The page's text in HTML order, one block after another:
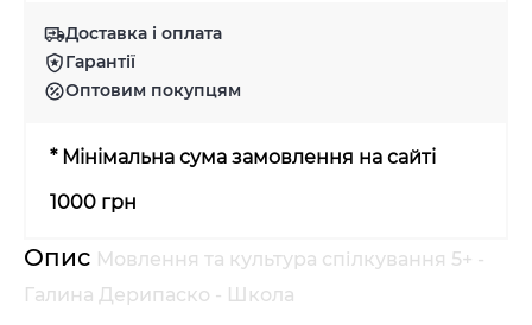
Доставка і оплата
Гарантії
Оптовим покупцям
* Мінімальна сума замовлення на сайті
1000 грн
Опис Мовлення та культура спілкування 5+ -
Галина Дерипаско - Школа